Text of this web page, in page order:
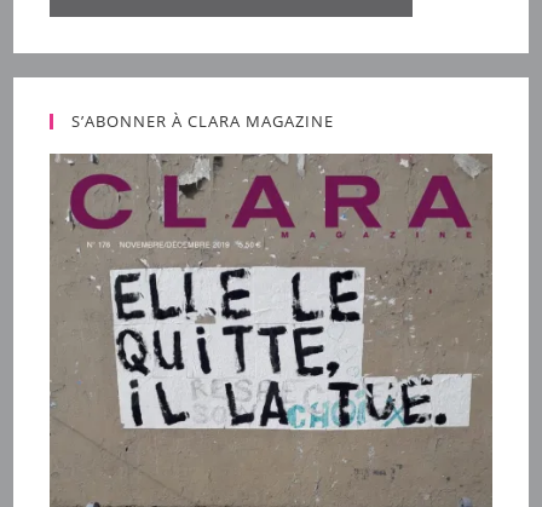
S’ABONNER À CLARA MAGAZINE